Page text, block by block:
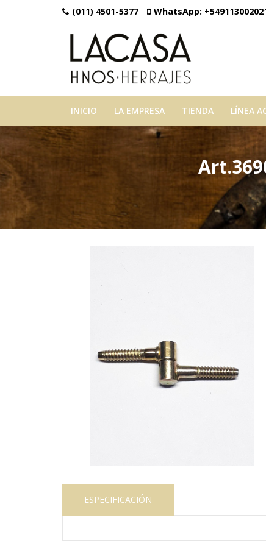
(011) 4501-5377 WhatsApp:
INICIO LA EMPRESA TIENDA LÍNEA
ESPECIFICACIÓN